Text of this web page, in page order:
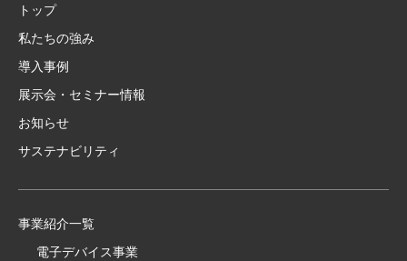
トップ
私たちの強み
導入事例
展示会・セミナー情報
お知らせ
サステナビリティ
事業紹介一覧
電子デバイス事業